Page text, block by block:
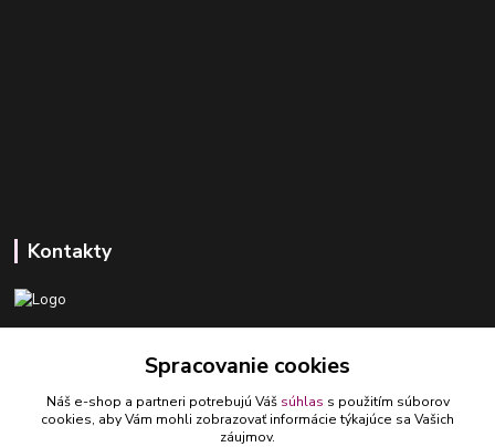
Kontakty
ledlumar@ledlumar.sk
Spracovanie cookies
Náš e-shop a partneri potrebujú Váš súhlas s použitím súborov
cookies, aby Vám mohli zobrazovať informácie týkajúce sa Vašich
záujmov.